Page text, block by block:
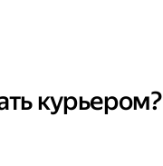
курьером?